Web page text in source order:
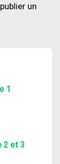
un
1
2 et 3